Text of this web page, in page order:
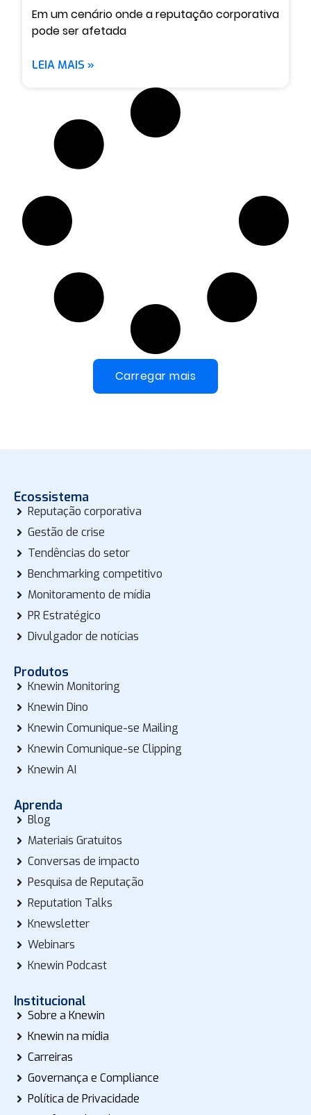
Em um cenário onde a reputação corporativa
pode ser afetada
LEIA MAIS »
Carregar mais
Ecossistema
Reputação corporativa
Gestão de crise
Tendências do setor
Benchmarking competitivo
Monitoramento de mídia
PR Estratégico
Divulgador de notícias
Produtos
Knewin Monitoring
Knewin Dino
Knewin Comunique-se Mailing
Knewin Comunique-se Clipping
Knewin AI
Aprenda
Blog
Materiais Gratuitos
Conversas de impacto
Pesquisa de Reputação
Reputation Talks
Knewsletter
Webinars
Knewin Podcast
Institucional
Sobre a Knewin
Knewin na mídia
Carreiras
Governança e Compliance
Política de Privacidade